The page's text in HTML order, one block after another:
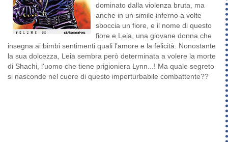
dominato dalla violenza bruta, ma
anche in un simile inferno a volte
sboccia un fiore, e il nome di questo
fiore e Leia, una giovane donna che
insegna ai bimbi sentimenti quali l'amore e la felicità. Nonostante
la sua dolcezza, Leia sembra però determinata a volere la morte
di Shachi, l'uomo che tiene prigioniera Lynn...! Ma quale segreto
si nasconde nel cuore di questo imperturbabile combattente??